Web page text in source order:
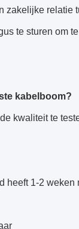
zakelijke relatie
te sturen om
kabelboom?
kwaliteit te
heeft 1-2